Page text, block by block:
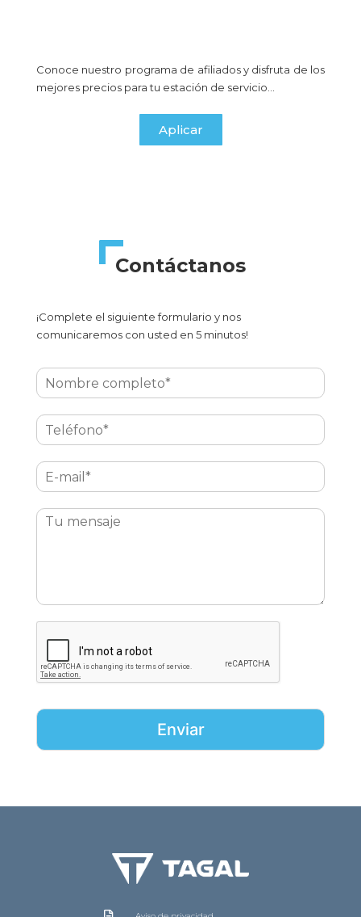
Conoce nuestro programa de afiliados y disfruta de los
mejores precios para tu estación de servicio…
Aplicar
Contáctanos
¡Complete el siguiente formulario y nos
comunicaremos con usted en 5 minutos!
Enviar